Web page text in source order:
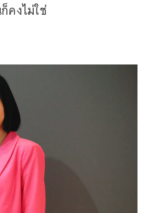
คงไม่ใช่